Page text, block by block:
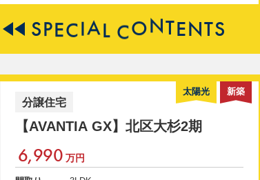
グ、 お引越しサポートプランからお好きな
商品をプレゼント ◆柏森駅徒歩2分◆ 南向
き 日当たり良好 ◇◆AVANTIAクラブ会
に！ 新規会員登録でギフトカードプレゼン
ト！ ↓↓ 物件の詳細情報公開中 ↓↓
SPECIAL CONTENTS
太陽光 新築
分譲住宅
【AVANTIA GX】 北区大杉2期
6,990 万円